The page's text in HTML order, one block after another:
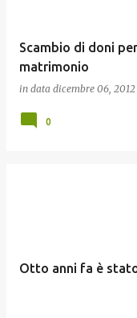
Scambio di doni
matrimonio
in data dicembre 06, 2012
0
Otto anni fa è